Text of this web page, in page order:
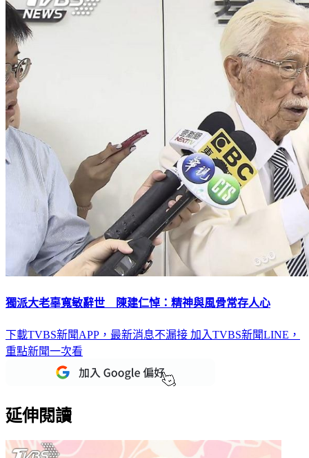
獨派大老辜寬敏辭世 陳建仁悼：精神與風骨常存人心
下載TVBS新聞APP，最新消息不漏接 加入TVBS新聞LINE，
重點新聞一次看
延伸閱讀